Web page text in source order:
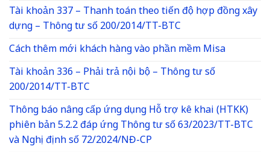
Tài khoản 337 – Thanh toán theo tiến độ hợp đồng xây
dựng – Thông tư số 200/2014/TT-BTC
Cách thêm mới khách hàng vào phần mềm Misa
Tài khoản 336 – Phải trả nội bộ – Thông tư số
200/2014/TT-BTC
Thông báo nâng cấp ứng dụng Hỗ trợ kê khai (HTKK)
phiên bản 5.2.2 đáp ứng Thông tư số 63/2023/TT-BTC
và Nghị định số 72/2024/NĐ-CP